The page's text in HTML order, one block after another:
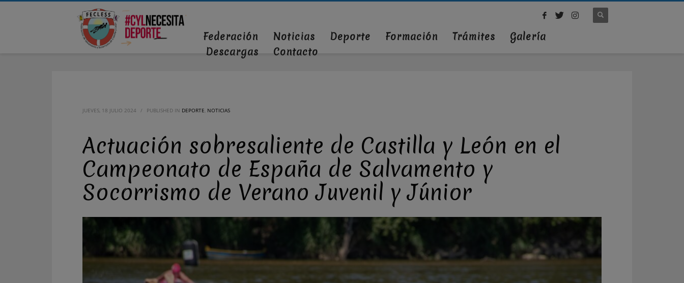
Federación Noticias Deporte Formación Trámites
Galería
Descargas
Contacto
JUEVES, 18 JULIO 2024 / PUBLISHED IN DEPORTE, NOTICIAS
Actuación sobresaliente de Castilla y León en el
Campeonato de España de Salvamento y
Socorrismo de Verano Juvenil y Júnior